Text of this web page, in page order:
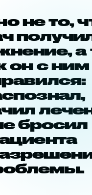
не то,
а
он с ним
бросил